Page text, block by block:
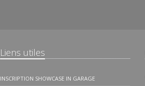
Liens utiles
INSCRIPTION SHOWCASE IN GARAGE